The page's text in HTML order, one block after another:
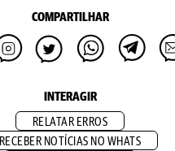
COMPARTILHAR
INTERAGIR
RELATAR ERROS
RECEBER NOTÍCIAS NO WHATS